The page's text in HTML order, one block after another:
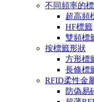
不同頻率的
超高頻
HF標籤
雙頻標
按標籤形狀
方形標
長條標
RFID柔性金
防偽易